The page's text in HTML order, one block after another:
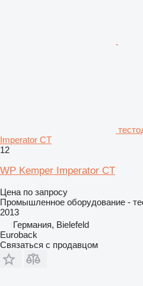
Imperator CT
12
WP Kemper Imperator CT
Цена по запросу
Промышленное оборудование -
2013
Германия, Bielefeld
Euroback
Связаться с продавцом